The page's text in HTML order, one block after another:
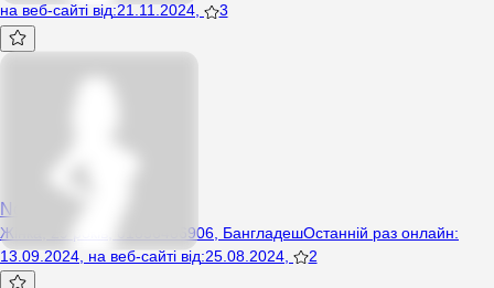
на веб-сайті від:21.11.2024 3
Nobir
Жінка, 29 років, 01856486906, БангладешОстанній раз онлайн:
13.09.2024 на веб-сайті від:25.08.2024 2